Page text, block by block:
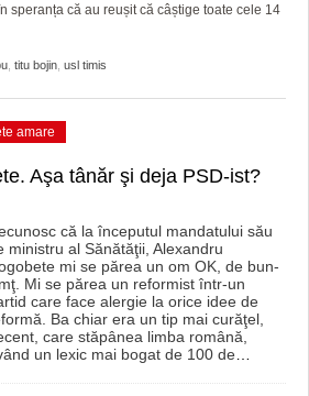
speranța că au reușit că câștige toate cele 14
titu bojin usl timis
amare
Aşa tânăr şi deja PSD-ist?
că la începutul mandatului său
ministru al Sănătăţii, Alexandru
mi se părea un om OK, de bun-
Mi se părea un reformist într-un
care face alergie la orice idee de
Ba chiar era un tip mai curăţel,
care stăpânea limba română,
un lexic mai bogat de 100 de…